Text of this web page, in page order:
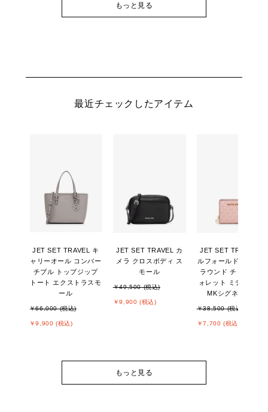
もっと見る
最近チェックしたアイテム
JET SET TRAVEL キ
ャリーオール コンバー
チブル トップジップ
トート エクストラスモ
ール
￥66,000 (税込)
￥9,900 (税込)
JET SET TRAVEL カ
メラ クロスボディ ス
モール
￥49,500 (税込)
￥9,900 (税込)
JET SET TRAVEL ビ
ルフォールド ジップ
ラウンド チャーム ウ
ォレット ミディアム -
MKシグネチャー
￥38,500 (税込)
￥7,700 (税込)
もっと見る